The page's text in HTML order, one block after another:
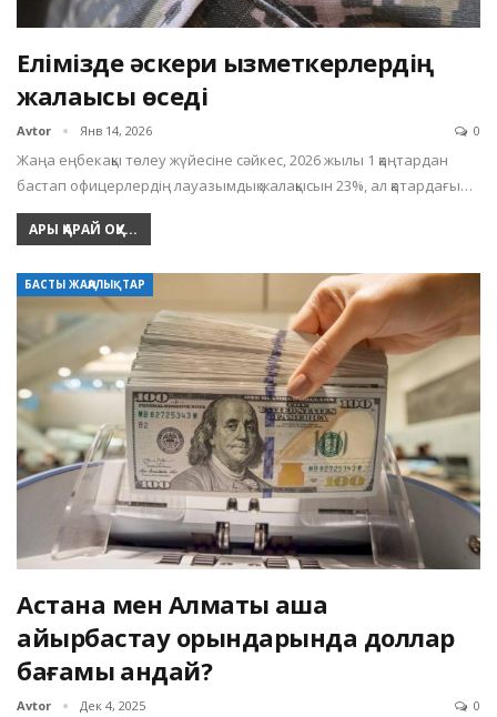
Елімізде әскери қызметкерлердің
жалақысы өседі
Avtor Янв 14, 2026 0
Жаңа еңбекақы төлеу жүйесіне сәйкес, 2026 жылы 1 қаңтардан
бастап офицерлердің лауазымдық жалақысын 23%, ал қатардағы…
АРЫ ҚАРАЙ ОҚУ...
БАСТЫ ЖАҢАЛЫҚТАР
Астана мен Алматы ақша
айырбастау орындарында доллар
бағамы қандай?
Avtor Дек 4, 2025 0